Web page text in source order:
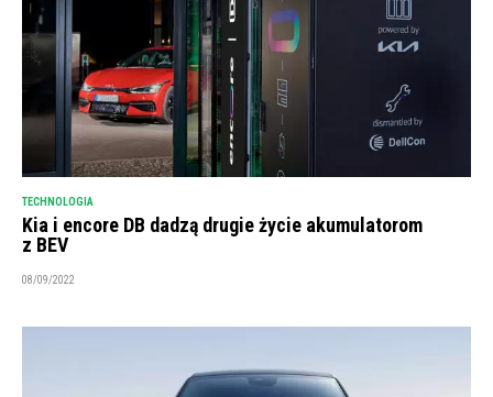
TECHNOLOGIA
Kia i encore DB dadzą drugie życie akumulatorom
z BEV
08/09/2022